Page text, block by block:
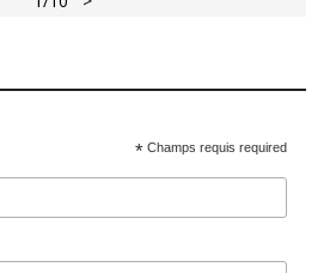
* Champs requis required